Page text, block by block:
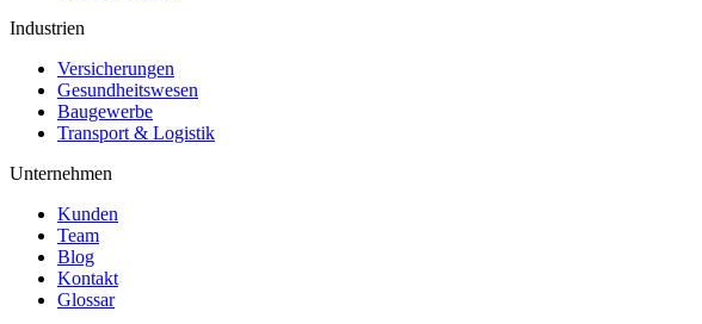
Industrien
Versicherungen
Gesundheitswesen
Baugewerbe
Transport & Logistik
Unternehmen
Kunden
Team
Blog
Kontakt
Glossar